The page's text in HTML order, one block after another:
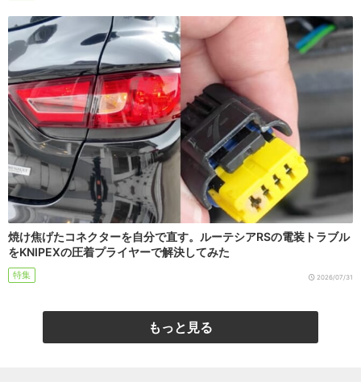
焼け焦げたコネクターを自分で直す。ルーテシアRSの電装トラブル
をKNIPEXの圧着プライヤーで解決してみた
特集 2026/07/31
もっと見る